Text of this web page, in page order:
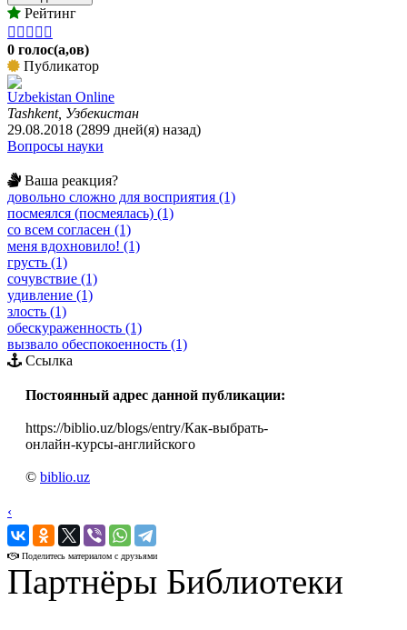
Рейтинг
    
0 голос(а,ов)
Публикатор
Uzbekistan Online
Tashkent, Узбекистан
29.08.2018 (2899 дней(я) назад)
Вопросы науки
Ваша реакция?
довольно сложно для восприятия (1)
посмеялся (посмеялась) (1)
со всем согласен (1)
меня вдохновило! (1)
грусть (1)
сочувствие (1)
удивление (1)
злость (1)
обескураженность (1)
вызвало обеспокоенность (1)
Ссылка
Постоянный адрес данной публикации:
https://biblio.uz/blogs/entry/Как-выбрать-
онлайн-курсы-английского
© biblio.uz
‹
›
Поделитесь материалом с друзьями
Партнёры Библиотеки